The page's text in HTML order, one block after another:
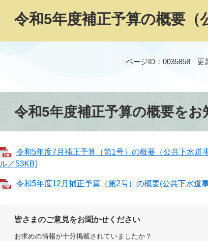
令和5年度補正予算の概要（
ページID：0035858 更
令和5年度補正予算の概要をお
令和5年度7月補正予算（第1号）の概要（公共下水道
ル／53KB]
令和5年度12月補正予算（第2号）の概要(公共下水道
皆さまのご意見をお聞かせください
お求めの情報が十分掲載されていましたか？